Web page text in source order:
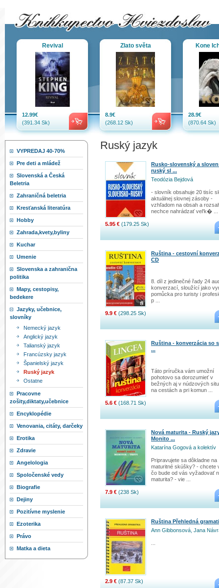
Revival
12.99€
(391.34 Sk)
Zlato světa
8.9€
(268.12 Sk)
Kone
28.9€
(870.64 Sk)
VYPREDAJ 40-70%
Pre deti a mládež
Slovenská a Česká
Beletria
Zahraničná beletria
Kresťanská literatúra
Hobby
Zahrada,kvety,byliny
Kuchar
Umenie
Slovenska a zahranična
politika
Mapy, cestopisy,
bedekere
Jazyky, učebnice,
slovníky
Nemecký jazyk
Anglický jazyk
Talianský jazyk
Francúzsky jazyk
Španielský jazyk
Ruský jazyk
Ostatne
Pracovne
zošity,diktaty,učebnice
Encyklopédie
Venovania, citáty, darčeky
Erotika
Zdravie
Angelologia
Spoločenské vedy
Biografie
Dejiny
Pozitívne myslenie
Ezoterika
Právo
Matka a dieta
Ruský jazyk
Rusko-slovenský a
ruský sl ...
Teodózia Bejdová
- slovník obsahuje 20 tisíc
aktuálnej slovnej zásoby -
vzhľadom na obsah a
nechce nahrádzať vel'k� ...
5.95 € (179.25 Sk)
Ruština - cestovní
CD
8. díl z jedinečné řady 24
konverzací, sloužící jako
pomůcka pro turisty i
p ...
9.9 € (298.25 Sk)
Ruština - konverzácia so
...
Táto príručka vám umožní
pohotovo sa dorozumieť v
bežných aj v núdzových
na cestách a pri komun ...
5.6 € (168.71 Sk)
Nová maturita - Ruský
Monito ...
Katarína Gogová a kolektív
Pripravujete sa dôkladne na
maturitné skúšky? - chcete
čo bude od vás vyžadovať
maturita? - vie ...
7.9 € (238 Sk)
Ruština Přehledná
Ann Gibbonsová, Jana
2.9 € (87.37 Sk)